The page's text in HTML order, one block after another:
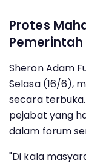
Protes
Pemerintah
Sheron Adam
Selasa (16/6),
secara
pejabat yang
dalam forum
"Di kala